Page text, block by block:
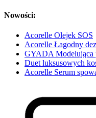
Nowości:
Acorelle Olejek SOS
Acorelle Łagodny
GYADA Modelująca
Duet luksusowych
Acorelle Serum